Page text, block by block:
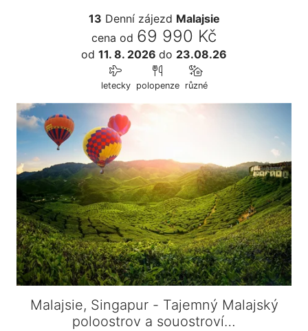
13 Denní zájezd Malajsie
cena od 69 990 Kč
od 11. 8. 2026 do 23.08.26
letecky polopenze různé
Malajsie, Singapur - Tajemný Malajský
poloostrov a souostroví…